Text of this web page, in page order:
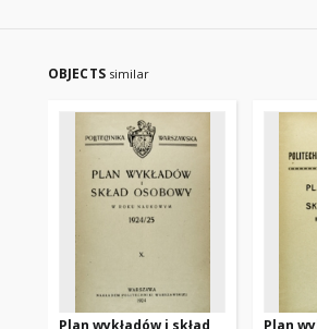
OBJECTS similar
Plan wykładów i skład
Plan